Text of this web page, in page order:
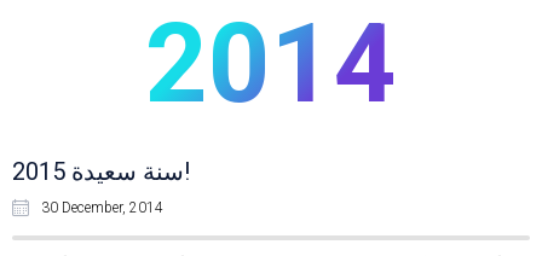
2014
سنة سعيدة 2015!
30 December, 2014